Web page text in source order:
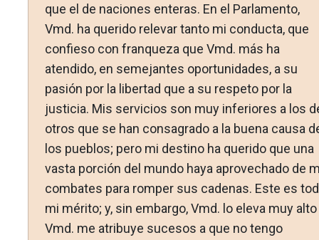
que el de naciones enteras. En el Parlamento,
Vmd. ha querido relevar tanto mi conducta, que
confieso con franqueza que Vmd. más ha
atendido, en semejantes oportunidades, a su
pasión por la libertad que a su respeto por la
justicia. Mis servicios son muy inferiores a los
otros que se han consagrado a la buena causa
los pueblos; pero mi destino ha que­rido que una
vasta porción del mundo haya aprovechado de
combates para romper sus cadenas. Este es
mi mérito; y, sin embargo, Vmd. lo eleva muy alto
Vmd. me atribuye sucesos a que no tengo